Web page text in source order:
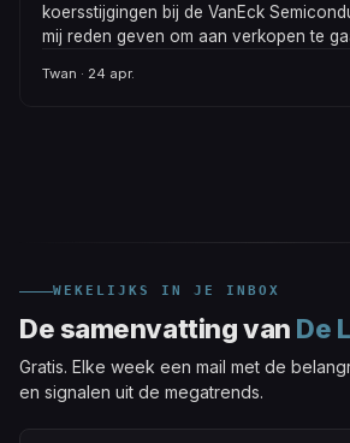
koersstijgingen bij de VanEck
mij reden geven om aan verkopen te
Twan · 24 apr.
WEKELIJKS IN JE INBOX
De samenvatting van De
Gratis. Elke week een mail met de
en signalen uit de megatrends.